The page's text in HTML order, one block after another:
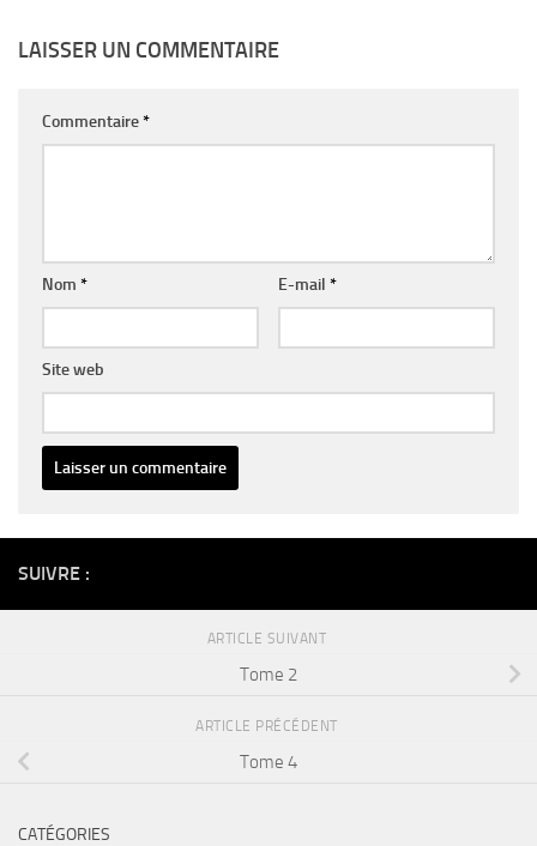
LAISSER UN COMMENTAIRE
Commentaire*
Nom * E-mail *
Site web
SUIVRE :
ARTICLE SUIVANT
Tome 2
ARTICLE PRÉCÉDENT
Tome 4
CATÉGORIES